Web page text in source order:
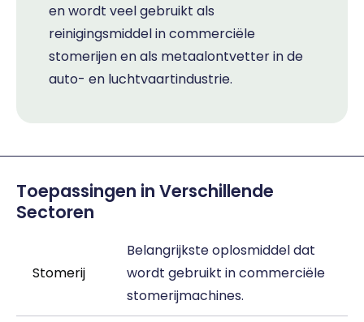
en wordt veel gebruikt als
reinigingsmiddel in commerciële
stomerijen en als metaalontvetter in de
auto- en luchtvaartindustrie.
Toepassingen in Verschillende
Sectoren
Stomerij
Belangrijkste oplosmiddel dat
wordt gebruikt in commerciële
stomerijmachines.